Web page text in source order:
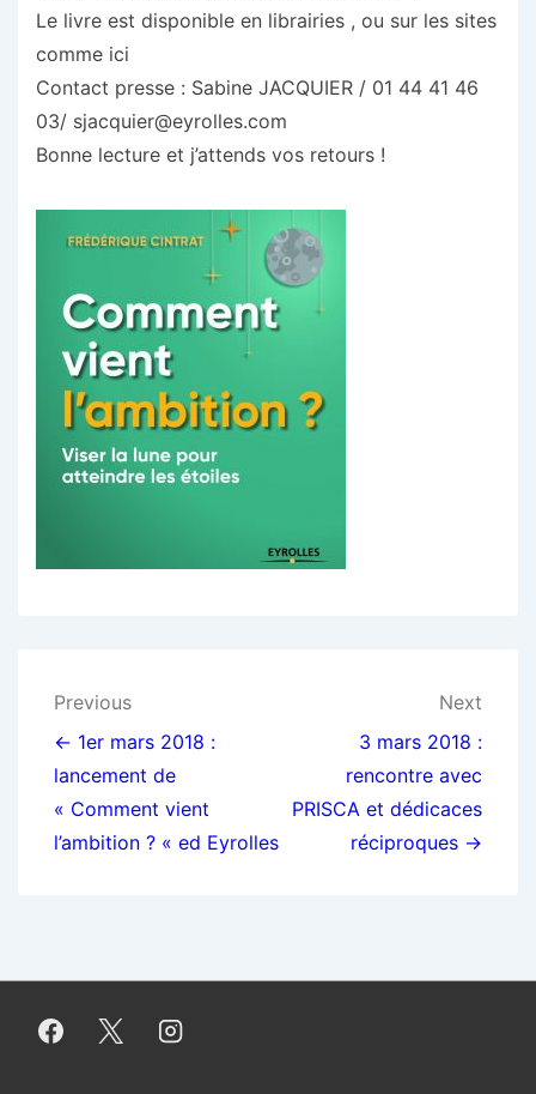
Le livre est disponible en librairies , ou sur les sites
comme ici
Contact presse : Sabine JACQUIER / 01 44 41 46
03/ sjacquier@eyrolles.com
Bonne lecture et j’attends vos retours !
Navigation
de
l’article
Previous
← 1er mars 2018 :
lancement de
« Comment vient
l’ambition ? « ed Eyrolles
Next
3 mars 2018 :
rencontre avec
PRISCA et dédicaces
réciproques →